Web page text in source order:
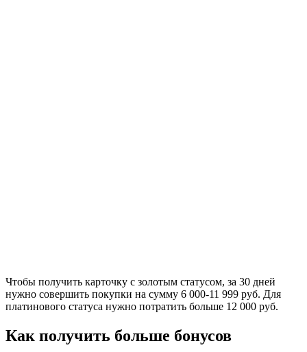
Чтобы получить карточку с золотым статусом, за 30 дней
нужно совершить покупки на сумму 6 000-11 999 руб. Для
платинового статуса нужно потратить больше 12 000 руб.
Как получить больше бонусов